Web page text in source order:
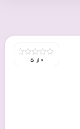
0 از 5